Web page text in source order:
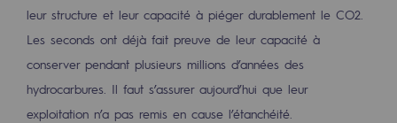
Présentation du fonds de dotation
Gouvernance du fonds de dotation et
Soumettre un projet
leur structure et leur capacité à piéger durablement le CO2.
Les seconds ont déjà fait preuve de leur capacité à
conserver pendant plusieurs millions d’années des
hydrocarbures. Il faut s’assurer aujourd’hui que leur
exploitation n’a pas remis en cause l’étanchéité.